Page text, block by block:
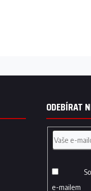
ODEBÍRAT
e-mailem